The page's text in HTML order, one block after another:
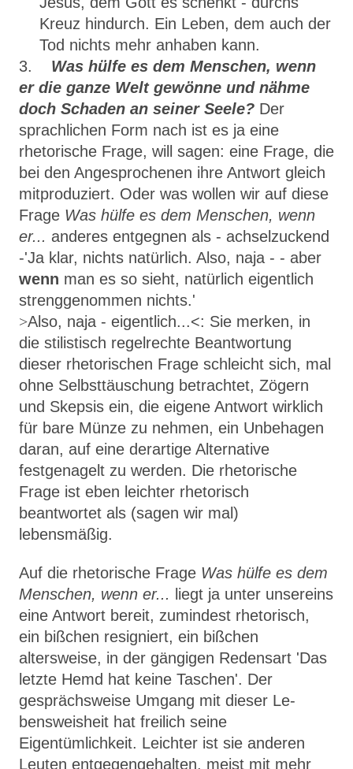
Kreuz hindurch. Ein Leben, dem auch der
Tod nichts mehr anhaben kann.
3. Was hülfe es dem Menschen, wenn
er die ganze Welt gewönne und nähme
doch Schaden an seiner Seele? Der
sprachlichen Form nach ist es ja eine
rhetorische Frage, will sagen: eine Frage, die
bei den Angespro­chenen ihre Antwort gleich
mitproduziert. Oder was wollen wir auf diese
Frage Was hülfe es dem Menschen, wenn
er... anderes entgegnen als - achselzuckend
-'Ja klar, nichts natürlich. Also, naja - - aber
wenn man es so sieht, natürlich eigentlich
strenggenommen nichts.'
>Also, naja - eigentlich...<: Sie merken, in
die stilistisch regelrechte Beant­wortung
dieser rhetorischen Frage schleicht sich, mal
ohne Selbsttäu­schung betrachtet, Zögern
und Skepsis ein, die eigene Antwort wirklich
für bare Münze zu nehmen, ein Unbehagen
daran, auf eine derartige Alternative
festgenagelt zu werden. Die rhetorische
Frage ist eben leichter rhetorisch
beantwortet als (sagen wir mal)
lebensmäßig.
Auf die rhetorische Frage Was hülfe es dem
Menschen, wenn er...
liegt ja unter unsereins
eine Antwort bereit, zumindest rhetorisch,
ein bißchen resigniert, ein bißchen
altersweise, in der gängigen Redensart 'Das
letzte Hemd hat keine Taschen'. Der
gesprächsweise Umgang mit dieser Le­
bensweisheit hat freilich seine
Eigentümlichkeit. Leichter ist sie anderen
Leuten entgegengehalten, meist mit mehr